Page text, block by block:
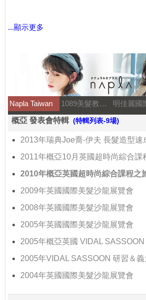
...顯示更多
Napla Taiwan 1089美髮教育團隊 明佳麗國
概亞 發表會特輯 (特輯列表-9場)
2013年瑞典Joe喬-伊夫 長髮造型速
2011年概亞10月英國超時尚綜合課
2010年概亞英國超時尚綜合課程之
2009年英國國際美髮沙龍展覽會
2008年英國國際美髮沙龍展覽會
2005年英國國際美髮沙龍展覽會
2005年概亞英國 VIDAL SASSOON
2005年VIDAL SASSOON 研習＆
2004年英國國際美髮沙龍展覽會